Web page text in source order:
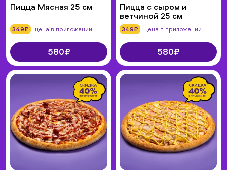
Пицца Мясная 25 см
349₽ цена в приложении
580₽
Пицца с сыром и
ветчиной 25 см
349₽ цена в приложении
580₽